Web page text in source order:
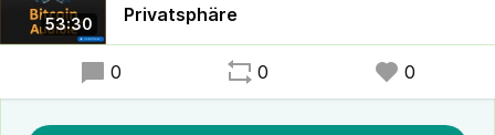
53:30
Privatsphäre
0 0 0